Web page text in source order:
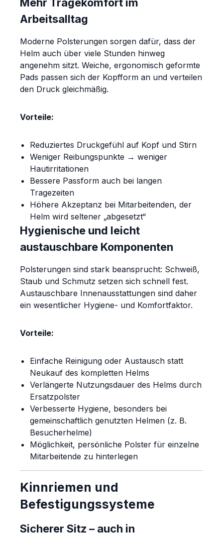
Arbeitsalltag
Moderne Polsterungen sorgen dafür, dass der
Helm auch über viele Stunden hinweg
angenehm sitzt. Weiche, ergonomisch geformte
Pads passen sich der Kopfform an und verteilen
den Druck gleichmäßig.
Vorteile:
Reduziertes Druckgefühl auf Kopf und Stirn
Weniger Reibungspunkte → weniger
Hautirritationen
Bessere Passform auch bei langen
Tragezeiten
Höhere Akzeptanz bei Mitarbeitenden, der
Helm wird seltener „abgesetzt“
Hygienische und leicht
austauschbare Komponenten
Polsterungen sind stark beansprucht: Schweiß,
Staub und Schmutz setzen sich schnell fest.
Austauschbare Innenausstattungen sind daher
ein wesentlicher Hygiene- und Komfortfaktor.
Vorteile:
Einfache Reinigung oder Austausch statt
Neukauf des kompletten Helms
Verlängerte Nutzungsdauer des Helms durch
Ersatzpolster
Verbesserte Hygiene, besonders bei
gemeinschaftlich genutzten Helmen (z. B.
Besucherhelme)
Möglichkeit, persönliche Polster für einzelne
Mitarbeitende zu hinterlegen
Kinnriemen und
Befestigungssysteme
Sicherer Sitz – auch in